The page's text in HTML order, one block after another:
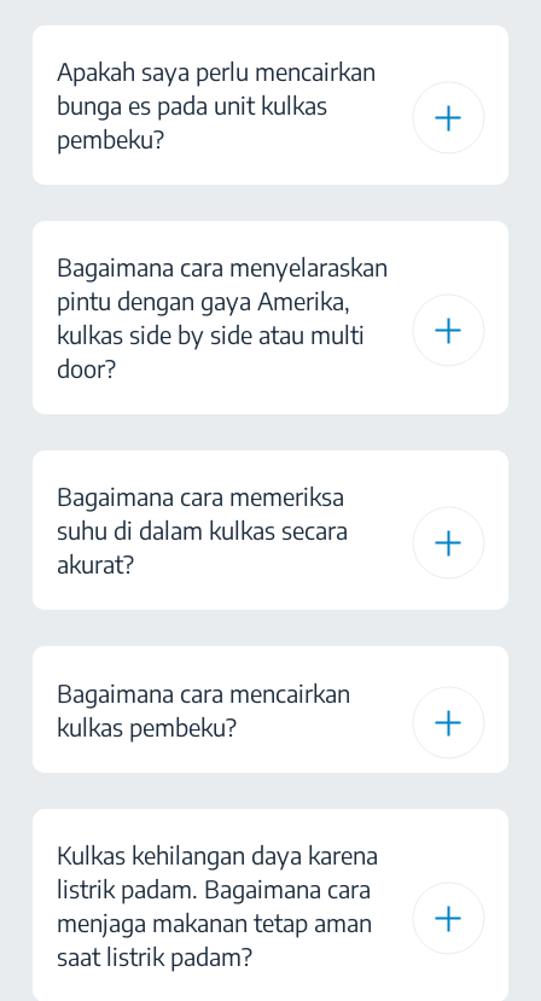
Apakah saya perlu mencairkan
bunga es pada unit kulkas
pembeku?
Bagaimana cara menyelaraskan
pintu dengan gaya Amerika,
kulkas side by side atau multi
door?
Bagaimana cara memeriksa
suhu di dalam kulkas secara
akurat?
Bagaimana cara mencairkan
kulkas pembeku?
Kulkas kehilangan daya karena
listrik padam. Bagaimana cara
menjaga makanan tetap aman
saat listrik padam?